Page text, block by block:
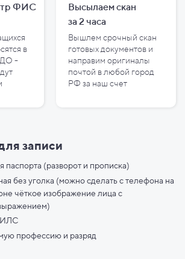
ФИС
в
-
Высылаем скан
за2 часа
Вышлем срочный скан
готовых документов и
направим оригиналы
почтой в любой город
РФ за наш счет
записи
паспорта (разворот и прописка)
без уголка (можно сделать с телефона на
чёткое изображение лица с
профессию и разряд